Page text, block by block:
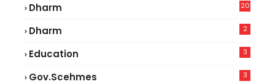
Dharm 20
Dharm 2
Education 3
Gov.scehmes 3